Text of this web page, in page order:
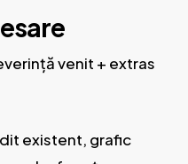
venit + extras
existent, grafic